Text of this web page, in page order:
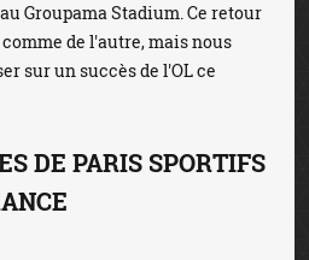
Groupama Stadium. Ce retour
de l'autre, mais nous
sur un succès de l'OL ce
DE PARIS SPORTIFS